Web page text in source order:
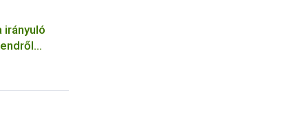
irányuló
FVM